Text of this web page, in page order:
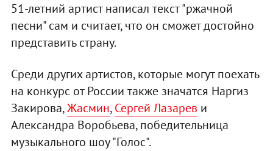
51-летний артист написал текст "ржачной
песни" сам и считает, что он сможет достойно
представить страну.
Среди других артистов, которые могут поехать
на конкурс от России также значатся Наргиз
Закирова,Жасмин,Сергей Лазарев и
Александра Воробьева, победительница
музыкального шоу "Голос".